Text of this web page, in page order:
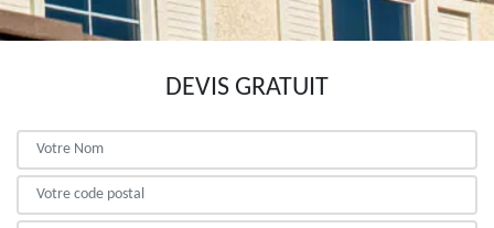
DEVIS GRATUIT